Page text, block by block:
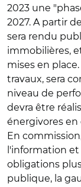
2023 une
2027. A partir
sera rendu
immobilières,
mises en
travaux, sera
niveau de
devra être
énergivores en
En
l'information
obligations
publique, la